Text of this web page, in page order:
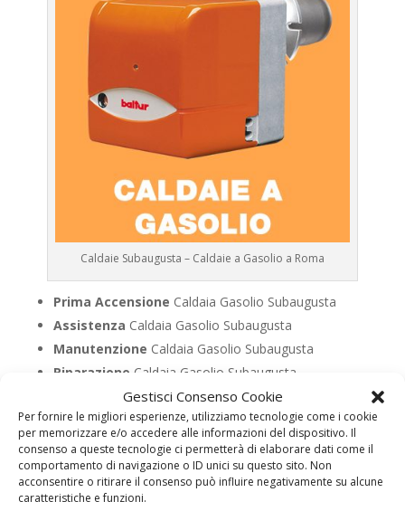
Gestisci Consenso Cookie
Per fornire le migliori esperienze, utilizziamo tecnologie come i cookie
per memorizzare e/o accedere alle informazioni del dispositivo. Il
consenso a queste tecnologie ci permetterà di elaborare dati come il
comportamento di navigazione o ID unici su questo sito. Non
acconsentire o ritirare il consenso può influire negativamente su alcune
caratteristiche e funzioni.
Caldaie Subaugusta – Caldaie a Gasolio a Roma
Prima Accensione Caldaia Gasolio Subaugusta
Assistenza Caldaia Gasolio Subaugusta
Manutenzione Caldaia Gasolio Subaugusta
Riparazione Caldaia Gasolio Subaugusta
Pronto InterventoCaldaia Gasolio Subaugusta
SostituzioneCaldaia Gasolio Subaugusta
PuliziaCaldaia Gasolio Subaugusta
Controllo FumiCaldaia Gasolio Subaugusta
Bollino BluCaldaia Gasolio Subaugusta